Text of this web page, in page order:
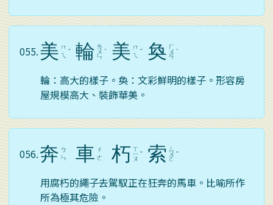
055. 美 ㄇ
ㄟ ˇ 輪 ㄌ
ㄨ
ㄣ
ˊ 美 ㄇ
ㄟ ˇ 奐 ㄏ
ㄨ
ㄢ
ˋ
輪：高大的樣子。奐：文彩鮮明的樣子。形容房
屋規模高大、裝飾華美。
056.奔 ㄅ
ㄣ
車 ㄔ
ㄜ
朽 ㄒ
ㄧ
ㄡ
ˇ 索 ㄙ
ㄨ
ㄛ
ˇ
用腐朽的繩子去駕馭正在狂奔的馬車。比喻所作
所為極其危險。